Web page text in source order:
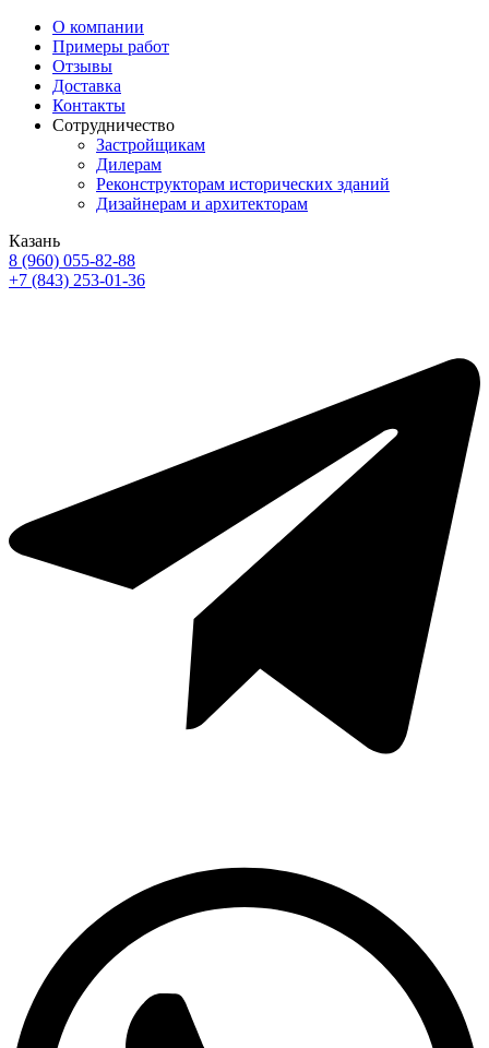
О компании
Примеры работ
Отзывы
Доставка
Контакты
Сотрудничество
Застройщикам
Дилерам
Реконструкторам исторических зданий
Дизайнерам и архитекторам
Казань
8 (960) 055-82-88
+7 (843) 253-01-36